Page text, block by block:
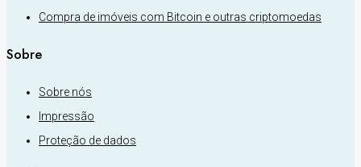
Compra de imóveis com Bitcoin e outras criptomoedas
Sobre
Sobre nós
Impressão
Proteção de dados